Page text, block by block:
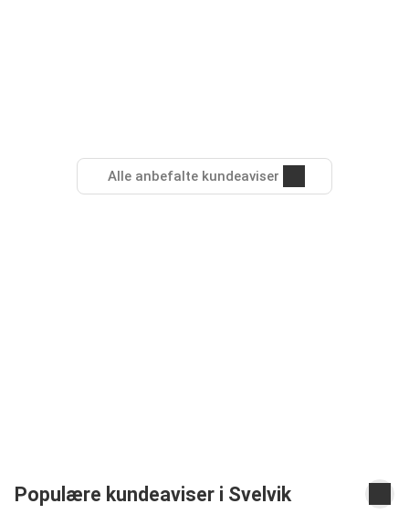
Alle anbefalte kundeaviser
Populære kundeaviser i Svelvik